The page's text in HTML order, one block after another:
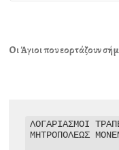
Οι Άγιοι που εορτάζουν
ΛΟΓΑΡΙΑΣΜΟΙ
ΜΗΤΡΟΠΟΛΕΩΣ